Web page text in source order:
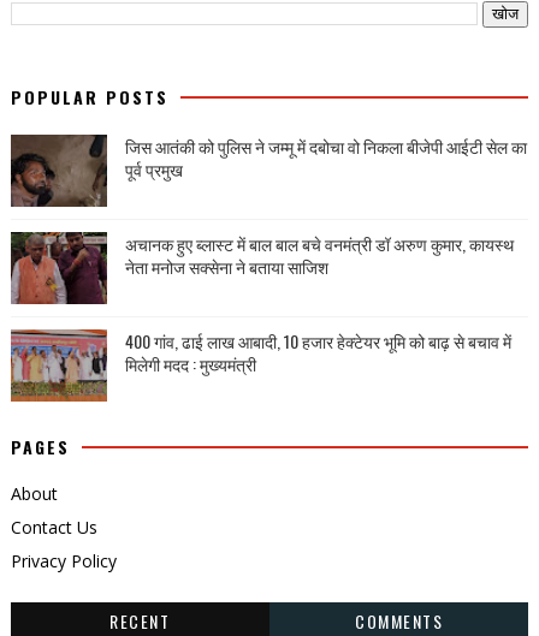
POPULAR POSTS
जिस आतंकी को पुलिस ने जम्मू में दबोचा वो निकला बीजेपी आईटी सेल का
पूर्व प्रमुख
अचानक हुए ब्लास्ट में बाल बाल बचे वनमंत्री डॉ अरुण कुमार, कायस्थ
नेता मनोज सक्सेना ने बताया साजिश
400 गांव, ढाई लाख आबादी, 10 हजार हेक्टेयर भूमि को बाढ़ से बचाव में
मिलेगी मदद : मुख्यमंत्री
PAGES
About
Contact Us
Privacy Policy
RECENT
COMMENTS